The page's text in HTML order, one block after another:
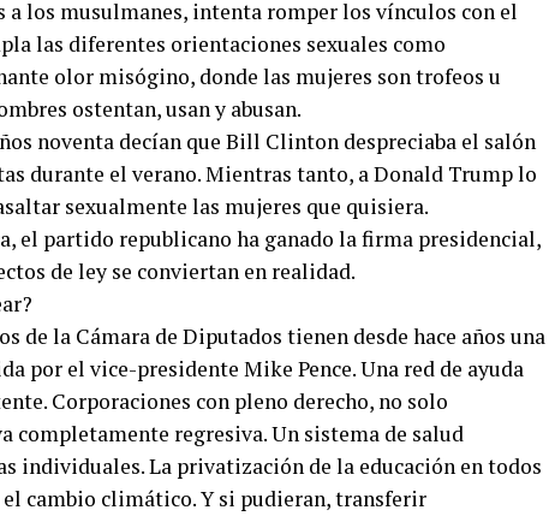
a los musulmanes, intenta romper los vínculos con el
las diferentes orientaciones sexuales como
olor misógino, donde las mujeres son trofeos u
ostentan, usan y abusan.
noventa decían que Bill Clinton despreciaba el salón
durante el verano. Mientras tanto, a Donald Trump lo
sexualmente las mujeres que quisiera.
el partido republicano ha ganado la firma presidencial,
de ley se conviertan en realidad.
de la Cámara de Diputados tienen desde hace años una
por el vice-presidente Mike Pence. Una red de ayuda
Corporaciones con pleno derecho, no solo
completamente regresiva. Un sistema de salud
individuales. La privatización de la educación en todos
cambio climático. Y si pudieran, transferir